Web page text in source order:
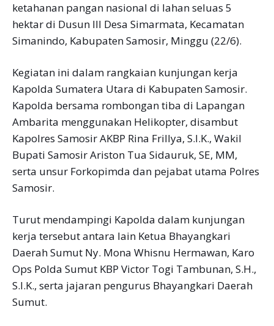
ketahanan pangan nasional di lahan seluas 5
hektar di Dusun III Desa Simarmata, Kecamatan
Simanindo, Kabupaten Samosir, Minggu (22/6).
Kegiatan ini dalam rangkaian kunjungan kerja
Kapolda Sumatera Utara di Kabupaten Samosir.
Kapolda bersama rombongan tiba di Lapangan
Ambarita menggunakan Helikopter, disambut
Kapolres Samosir AKBP Rina Frillya, S.I.K., Wakil
Bupati Samosir Ariston Tua Sidauruk, SE, MM,
serta unsur Forkopimda dan pejabat utama Polres
Samosir.
Turut mendampingi Kapolda dalam kunjungan
kerja tersebut antara lain Ketua Bhayangkari
Daerah Sumut Ny. Mona Whisnu Hermawan, Karo
Ops Polda Sumut KBP Victor Togi Tambunan, S.H.,
S.I.K., serta jajaran pengurus Bhayangkari Daerah
Sumut.